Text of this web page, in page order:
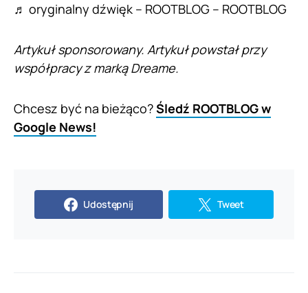
♬ oryginalny dźwięk – ROOTBLOG – ROOTBLOG
Artykuł sponsorowany. Artykuł powstał przy
współpracy z marką Dreame.
Chcesz być na bieżąco?Śledź ROOTBLOG w
Google News!
Udostępnij Tweet